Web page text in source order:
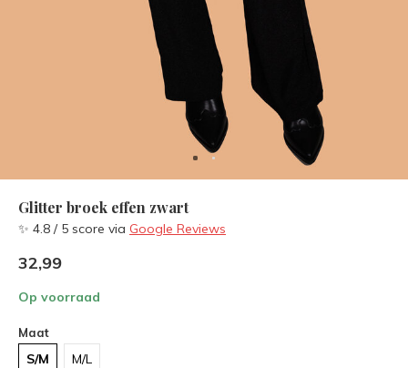
Glitter broek effen zwart
✨ 4.8 / 5 score via Google Reviews
32,99
Op voorraad
Maat
S/M M/L